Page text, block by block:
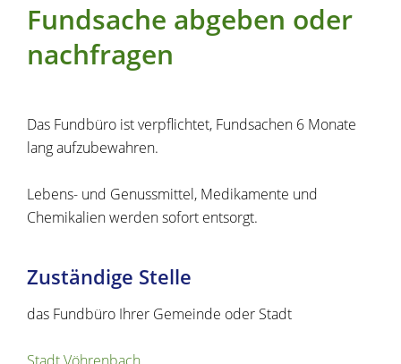
Fundsache abgeben oder
nachfragen
Das Fundbüro ist verpflichtet, Fundsachen 6 Monate
lang aufzubewahren.
Lebens- und Genussmittel, Medikamente und
Chemikalien werden sofort entsorgt.
Zuständige Stelle
das Fundbüro Ihrer Gemeinde oder Stadt